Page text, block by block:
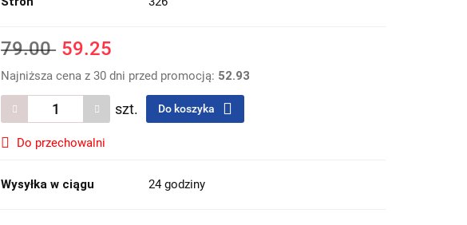
79.00 59.25
Najniższa cena z 30 dni przed promocją: 52.93
szt. Do koszyka
Do przechowalni
Wysyłka w ciągu 24 godziny